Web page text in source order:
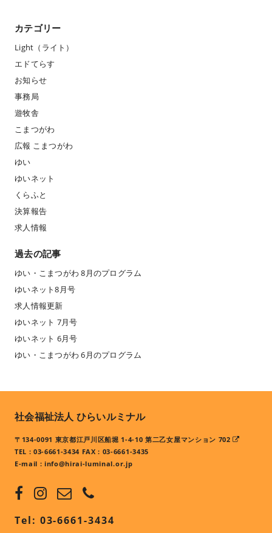
カテゴリー
Light（ライト）
エドてらす
お知らせ
事務局
遊牧舎
こまつがわ
広報 こまつがわ
ゆい
ゆいネット
くらふと
決算報告
求人情報
過去の記事
ゆい・こまつがわ 8月のプログラム
ゆいネット8月号
求人情報更新
ゆいネット 7月号
ゆいネット 6月号
ゆい・こまつがわ 6月のプログラム
社会福祉法人 ひらいルミナル
〒134-0091 東京都江戸川区船堀 1-4-10 第二乙女屋マンション 702
TEL : 03-6661-3434 FAX : 03-6661-3435
E-mail :info@hirai-luminal.or.jp
Tel: 03-6661-3434